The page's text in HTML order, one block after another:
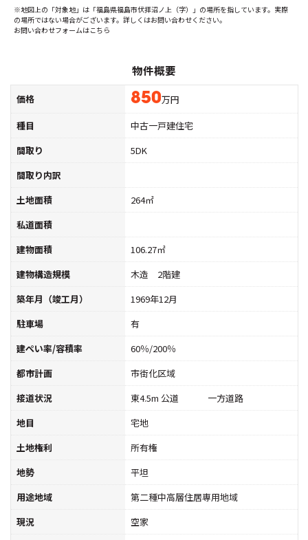
※地図上の「対象地」は「福島県福島市伏拝沼ノ上（字）」の場所を指しています。実際
の場所ではない場合がございます。詳しくはお問い合わせください。
お問い合わせフォームはこちら
物件概要
価格 850万円
種目
中古一戸建住宅
間取り
5DK
間取り内訳
土地面積
264㎡
私道面積
建物面積
106.27㎡
建物構造規模
木造 2階建
築年月（竣工月）
1969年12月
駐車場
有
建ぺい率/容積率
60％/200％
都市計画
市街化区域
接道状況
東4.5m 公道 一方道路
地目
宅地
土地権利
所有権
地勢
平坦
用途地域
第二種中高層住居専用地域
現況
空家